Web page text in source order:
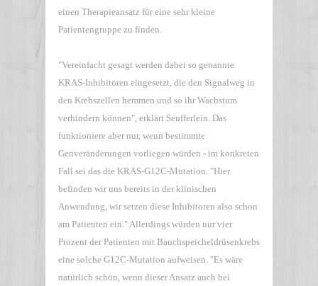
einen Therapieansatz für eine sehr kleine
Patientengruppe zu finden.
"Vereinfacht gesagt werden dabei so genannte
KRAS-Inhibitoren eingesetzt, die den Signalweg in
den Krebszellen hemmen und so ihr Wachstum
verhindern können", erklärt Seufferlein. Das
funktioniere aber nur, wenn bestimmte
Genveränderungen vorliegen würden - im konkreten
Fall sei das die KRAS-G12C-Mutation. "Hier
befinden wir uns bereits in der klinischen
Anwendung, wir setzen diese Inhibitoren also schon
am Patienten ein." Allerdings würden nur vier
Prozent der Patienten mit Bauchspeicheldrüsenkrebs
eine solche G12C-Mutation aufweisen. "Es wäre
natürlich schön, wenn dieser Ansatz auch bei